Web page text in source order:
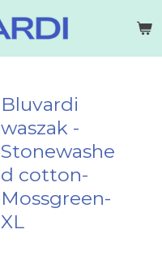
Bluvardi
waszak -
Stonewashe
d cotton-
Mossgreen-
XL